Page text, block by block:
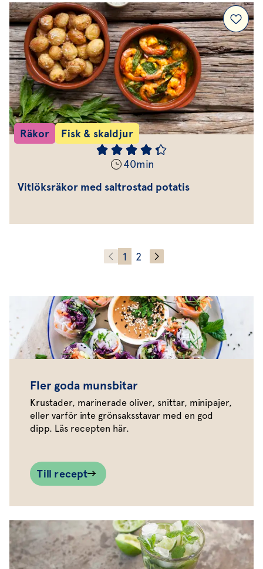
Räkor Fisk & skaldjur
40min
Vitlöksräkor med saltrostad potatis
1 2
Fler goda munsbitar
Krustader, marinerade oliver, snittar, minipajer,
eller varför inte grönsaksstavar med en god
dipp. Läs recepten här.
Till recept